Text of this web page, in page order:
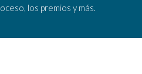
los premios y más.